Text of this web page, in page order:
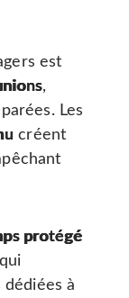
est
,
Les
créent
protégé
à